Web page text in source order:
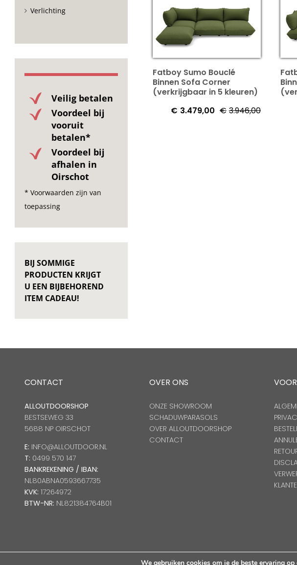
Fatboy Sumo Bouclé
Binnen Sofa Corner
(verkrijgbaar in 5 kleuren)
€ 3.946,00
€ 3.479,00
Verlichting
Veilig betalen
Voordeel bij
vooruit
betalen*
Voordeel bij
afhalen in
Oirschot
* Voorwaarden zijn van
toepassing
BIJ SOMMIGE
PRODUCTEN KRIJGT
U EEN BIJBEHOREND
ITEM CADEAU!
CONTACT
ALLOUTDOORSHOP
BESTSEWEG 33
5688 NP OIRSCHOT
E: INFO@ALLOUTDOOR.NL
T: 0499 570 147
BANKREKENING / IBAN:
NL80ABNA0593667735
KVK: 17264972
BTW-NR: NL821384764B01
OVER ONS
ONZE SHOWROOM
SCHADUWPARASOLS
OVER ALLOUTDOORSHOP
CONTACT
Copyright
We gebruiken cookies om je de beste ervaring op